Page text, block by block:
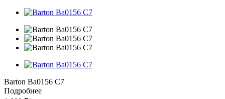
Barton Ba0156 C7
Подробнее